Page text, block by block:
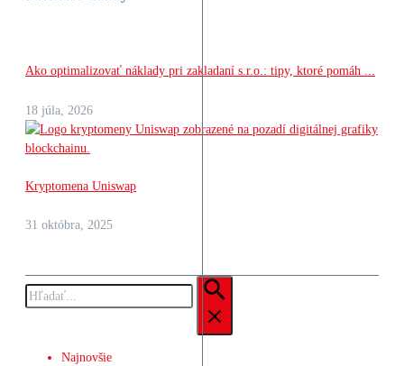
Ako optimalizovať náklady pri zakladaní s.r.o.: tipy, ktoré pomáh ...
18 júla, 2026
Kryptomena Uniswap
31 októbra, 2025
Hľadať:
Najnovšie